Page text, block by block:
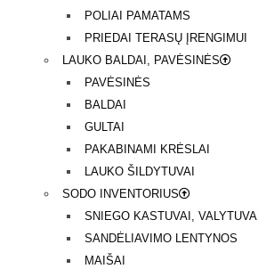
POLIAI PAMATAMS
PRIEDAI TERASŲ ĮRENGIMUI
LAUKO BALDAI, PAVĖSINĖS
PAVĖSINĖS
BALDAI
GULTAI
PAKABINAMI KRĖSLAI
LAUKO ŠILDYTUVAI
SODO INVENTORIUS
SNIEGO KASTUVAI, VALYTUVAI
SANDĖLIAVIMO LENTYNOS
MAIŠAI